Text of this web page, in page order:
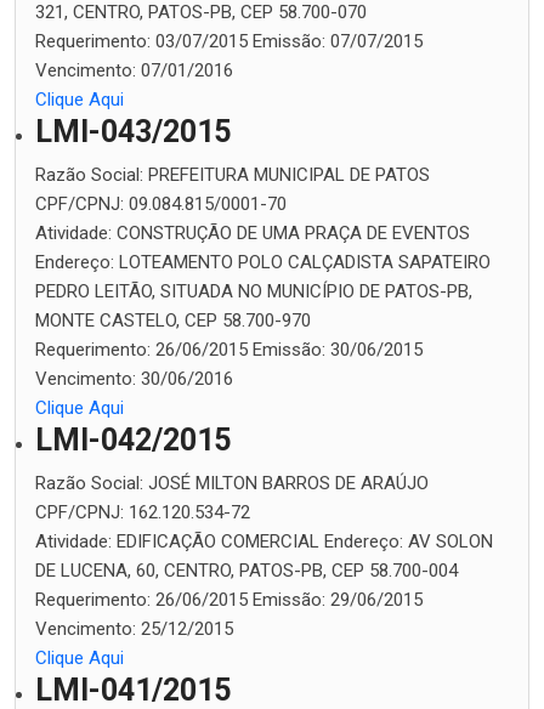
321, CENTRO, PATOS-PB, CEP 58.700-070
Requerimento: 03/07/2015 Emissão: 07/07/2015
Vencimento: 07/01/2016
Clique Aqui
LMI-043/2015
Razão Social: PREFEITURA MUNICIPAL DE PATOS
CPF/CPNJ: 09.084.815/0001-70
Atividade: CONSTRUÇÃO DE UMA PRAÇA DE EVENTOS
Endereço: LOTEAMENTO POLO CALÇADISTA SAPATEIRO
PEDRO LEITÃO, SITUADA NO MUNICÍPIO DE PATOS-PB,
MONTE CASTELO, CEP 58.700-970
Requerimento: 26/06/2015 Emissão: 30/06/2015
Vencimento: 30/06/2016
Clique Aqui
LMI-042/2015
Razão Social: JOSÉ MILTON BARROS DE ARAÚJO
CPF/CPNJ: 162.120.534-72
Atividade: EDIFICAÇÃO COMERCIAL Endereço: AV SOLON
DE LUCENA, 60, CENTRO, PATOS-PB, CEP 58.700-004
Requerimento: 26/06/2015 Emissão: 29/06/2015
Vencimento: 25/12/2015
Clique Aqui
LMI-041/2015